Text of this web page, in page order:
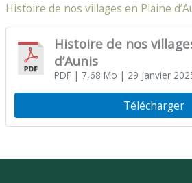
Histoire de nos villages en Plaine
Histoire de nos
d’Aunis
PDF| 7,68 Mo | 29 Janvier
Télécharger